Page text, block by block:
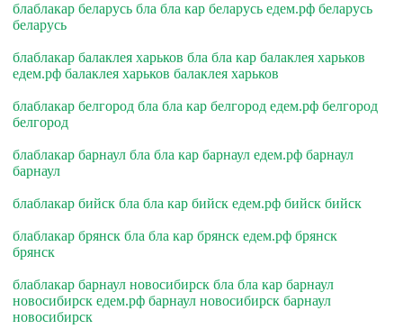
блаблакар беларусь бла бла кар беларусь едем.рф беларусь
беларусь
блаблакар балаклея харьков бла бла кар балаклея харьков
едем.рф балаклея харьков балаклея харьков
блаблакар белгород бла бла кар белгород едем.рф белгород
белгород
блаблакар барнаул бла бла кар барнаул едем.рф барнаул
барнаул
блаблакар бийск бла бла кар бийск едем.рф бийск бийск
блаблакар брянск бла бла кар брянск едем.рф брянск
брянск
блаблакар барнаул новосибирск бла бла кар барнаул
новосибирск едем.рф барнаул новосибирск барнаул
новосибирск